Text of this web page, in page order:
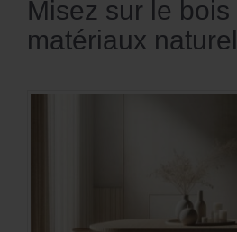
Misez sur le bois
matériaux